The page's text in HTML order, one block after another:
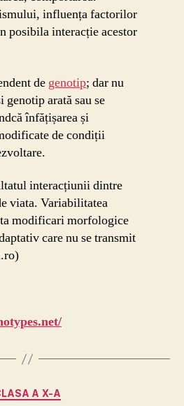
influența factorilor
posibila interacție acestor
de genotip; dar nu
genotip arată sau se
înfățișarea și
de condiții
interacțiunii dintre
viata. Variabilitatea
modificari morfologice
care nu se transmit
Categorii
A X-A